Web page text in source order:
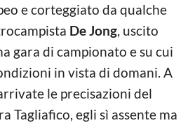
e corteggiato da qualche
De Jong, uscito
gara di campionato e su cui
in vista di domani. A
le precisazioni del
Tagliafico, egli sì assente ma